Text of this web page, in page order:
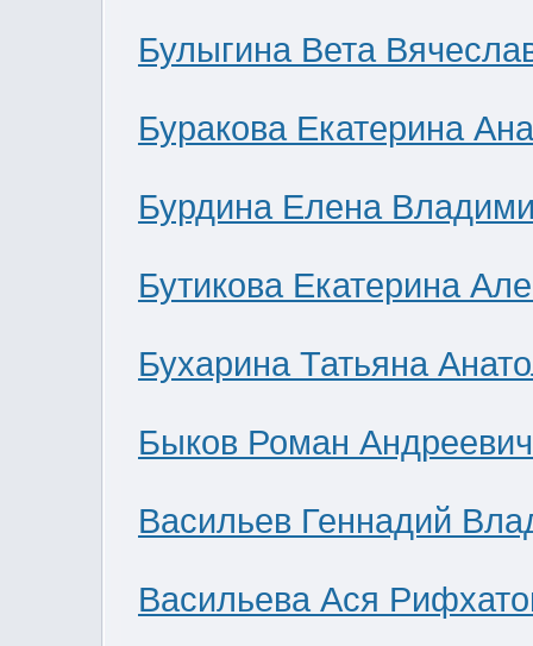
Булыгина Вета
Буракова Екатерина
Бурдина Елена
Бутикова Екатерина
Бухарина Татьяна
Быков Роман Андреевич
Васильев Геннадий
Васильева Ася